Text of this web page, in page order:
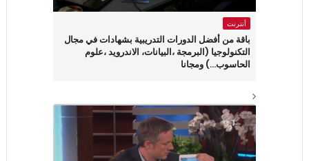
أنترنت
باقة من أفضل الدورات التدريبية بشهادات في مجال
التكنولوجيا (البرمجة ،البيانات، الاندرويد ،علوم
الحاسوب...) ومجانا